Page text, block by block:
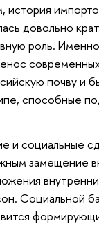
история
довольно
роль.
почву и
способные
и социальные
замещение
Социальной